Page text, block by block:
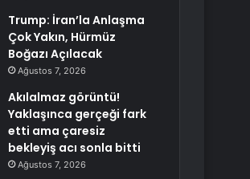
Trump: İran’la Anlaşma
Çok Yakın, Hürmüz
Boğazı Açılacak
Ağustos 7, 2026
Akılalmaz görüntü!
Yaklaşınca gerçeği fark
etti ama çaresiz
bekleyiş acı sonla bitti
Ağustos 7, 2026